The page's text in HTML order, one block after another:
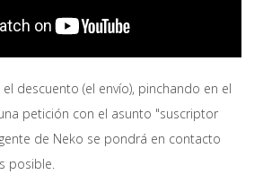
el descuento (el envío), pinchando en el
petición con el asunto "suscriptor
de Neko se pondrá en contacto
posible.